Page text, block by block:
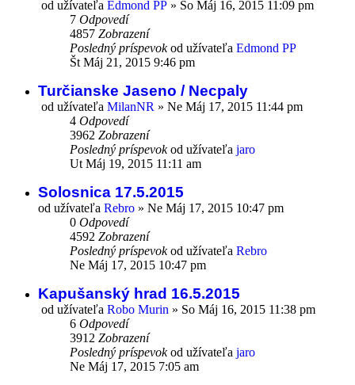
od užívateľa Edmond PP » So Máj 16, 2015 11:09 pm
7 Odpovedí
4857 Zobrazení
Posledný príspevokod užívateľa Edmond PP
Št Máj 21, 2015 9:46 pm
Turčianske Jaseno / Necpaly
od užívateľa MilanNR » Ne Máj 17, 2015 11:44 pm
4 Odpovedí
3962 Zobrazení
Posledný príspevokod užívateľa jaro
Ut Máj 19, 2015 11:11 am
Solosnica 17.5.2015
od užívateľa Rebro » Ne Máj 17, 2015 10:47 pm
0 Odpovedí
4592 Zobrazení
Posledný príspevokod užívateľa Rebro
Ne Máj 17, 2015 10:47 pm
Kapušanský hrad 16.5.2015
od užívateľa Robo Murin » So Máj 16, 2015 11:38 pm
6 Odpovedí
3912 Zobrazení
Posledný príspevokod užívateľa jaro
Ne Máj 17, 2015 7:05 am